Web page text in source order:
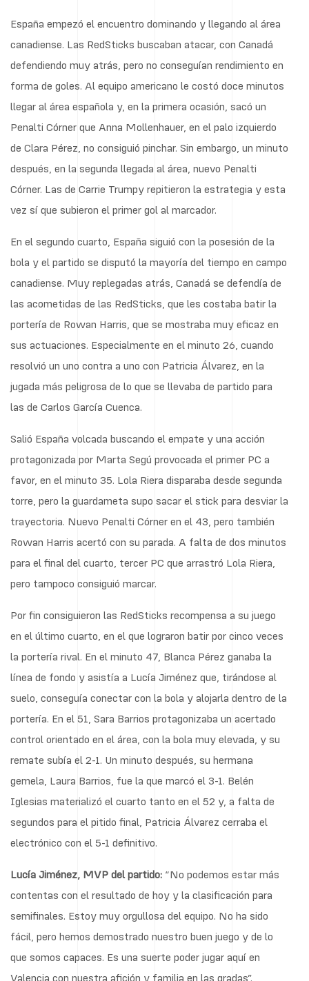
España empezó el encuentro dominando y llegando al área
canadiense. Las RedSticks buscaban atacar, con Canadá
defendiendo muy atrás, pero no conseguían rendimiento en
forma de goles. Al equipo americano le costó doce minutos
llegar al área española y, en la primera ocasión, sacó un
Penalti Córner que Anna Mollenhauer, en el palo izquierdo
de Clara Pérez, no consiguió pinchar. Sin embargo, un minuto
después, en la segunda llegada al área, nuevo Penalti
Córner. Las de Carrie Trumpy repitieron la estrategia y esta
vez sí que subieron el primer gol al marcador.
En el segundo cuarto, España siguió con la posesión de la
bola y el partido se disputó la mayoría del tiempo en campo
canadiense. Muy replegadas atrás, Canadá se defendía de
las acometidas de las RedSticks, que les costaba batir la
portería de Rowan Harris, que se mostraba muy eficaz en
sus actuaciones. Especialmente en el minuto 26, cuando
resolvió un uno contra a uno con Patricia Álvarez, en la
jugada más peligrosa de lo que se llevaba de partido para
las de Carlos García Cuenca.
Salió España volcada buscando el empate y una acción
protagonizada por Marta Segú provocada el primer PC a
favor, en el minuto 35. Lola Riera disparaba desde segunda
torre, pero la guardameta supo sacar el stick para desviar la
trayectoria. Nuevo Penalti Córner en el 43, pero también
Rowan Harris acertó con su parada. A falta de dos minutos
para el final del cuarto, tercer PC que arrastró Lola Riera,
pero tampoco consiguió marcar.
Por fin consiguieron las RedSticks recompensa a su juego
en el último cuarto, en el que lograron batir por cinco veces
la portería rival. En el minuto 47, Blanca Pérez ganaba la
línea de fondo y asistía a Lucía Jiménez que, tirándose al
suelo, conseguía conectar con la bola y alojarla dentro de la
portería. En el 51, Sara Barrios protagonizaba un acertado
control orientado en el área, con la bola muy elevada, y su
remate subía el 2-1. Un minuto después, su hermana
gemela, Laura Barrios, fue la que marcó el 3-1. Belén
Iglesias materializó el cuarto tanto en el 52 y, a falta de
segundos para el pitido final, Patricia Álvarez cerraba el
electrónico con el 5-1 definitivo.
Lucía Jiménez, MVP del partido: “No podemos estar más
contentas con el resultado de hoy y la clasificación para
semifinales. Estoy muy orgullosa del equipo. No ha sido
fácil, pero hemos demostrado nuestro buen juego y de lo
que somos capaces. Es una suerte poder jugar aquí en
Valencia con nuestra afición y familia en las gradas”.